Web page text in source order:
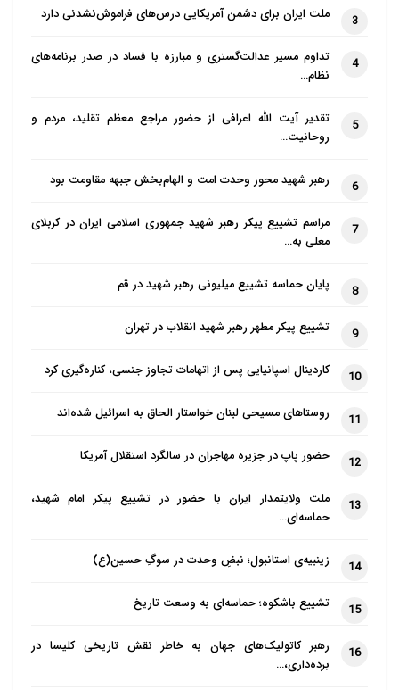
3 ملت ایران برای دشمن آمریکایی درس‌های فراموش‌نشدنی دارد
4
تداوم مسیر عدالت‌گستری و مبارزه با فساد در صدر برنامه‌های
نظام…
5
تقدیر آیت الله اعرافی از حضور مراجع معظم تقلید، مردم و
روحانیت…
6 رهبر شهید محور وحدت امت و الهام‌بخش جبهه مقاومت بود
7
مراسم تشییع پیکر رهبر شهید جمهوری اسلامی ایران در کربلای
معلی به…
8 پایان حماسه تشییع میلیونی رهبر شهید در قم
9 تشییع پیکر مطهر رهبر شهید انقلاب در تهران
10 کاردینال اسپانیایی پس از اتهامات تجاوز جنسی، کناره‌گیری کرد
11 روستاهای مسیحی لبنان خواستار الحاق به اسرائیل شده‌اند
12 حضور پاپ در جزیره مهاجران در سالگرد استقلال آمریکا
13
ملت ولایتمدار ایران با حضور در تشییع پیکر امام شهید،
حماسه‌ای…
14 زینبیه‌ی استانبول؛ نبضِ وحدت در سوگِ حسین(ع)
15 تشییع باشکوه؛ حماسه‌ای به وسعت تاریخ
16
رهبر کاتولیک‌های جهان به خاطر نقش تاریخی کلیسا در
برده‌داری،…